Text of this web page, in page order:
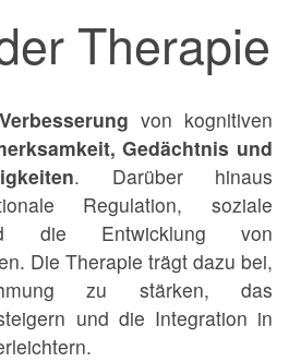
Therapie
Verbesserung von kognitiven
Gedächtnis und
. Darüber hinaus
Regulation, soziale
die Entwicklung von
Die Therapie trägt dazu bei,
zu stärken, das
und die Integration in